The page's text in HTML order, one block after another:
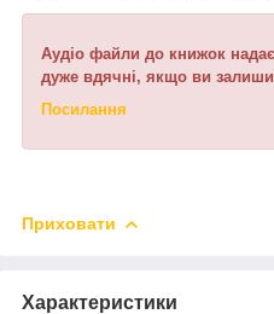
Аудіо файли до книжок
дуже вдячні, якщо ви
Посилання
Приховати
Характеристики